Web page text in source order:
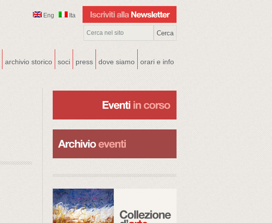
Eng Ita
archivio storico soci press dove siamo orari e info